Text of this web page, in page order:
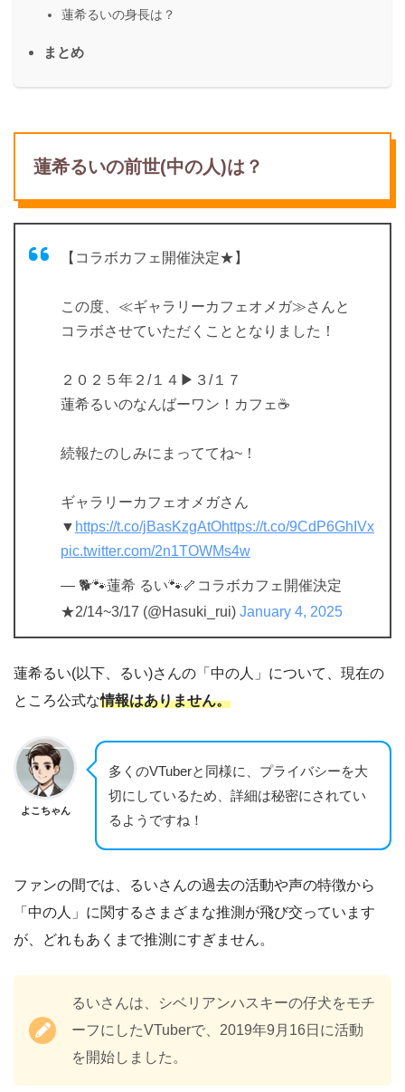
蓮希るいの身長は？
まとめ
蓮希るいの前世(中の人)は？
【コラボカフェ開催決定★】
この度、≪ギャラリーカフェオメガ≫さんと
コラボさせていただくこととなりました！
２０２５年２/１４▶３/１７
蓮希るいのなんばーワン！カフェ☕
続報たのしみにまっててね~！
ギャラリーカフェオメガさん
▼ https://t.co/jBasKzgAtOhttps://t.co/9CdP6GhIVx
pic.twitter.com/2n1TOWMs4w
— 🐕🐾蓮希 るい🐾🦴コラボカフェ開催決定
★2/14~3/17 (@Hasuki_rui) January 4, 2025
蓮希るい(以下、るい)さんの「中の人」について、現在の
ところ公式な情報はありません。
よこちゃん
多くのVTuberと同様に、プライバシーを大
切にしているため、詳細は秘密にされてい
るようですね！
ファンの間では、るいさんの過去の活動や声の特徴から
「中の人」に関するさまざまな推測が飛び交っています
が、どれもあくまで推測にすぎません。
るいさんは、シベリアンハスキーの仔犬をモチ
ーフにしたVTuberで、2019年9月16日に活動
を開始しました。